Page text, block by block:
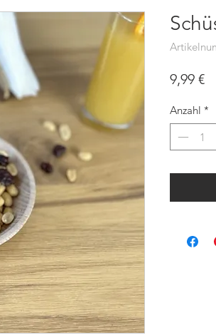
9,99 €
Anzahl *